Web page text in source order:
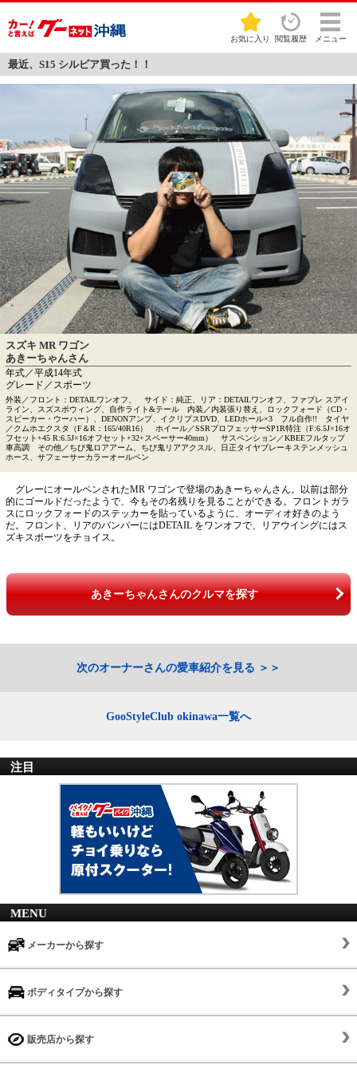
お気に入り 閲覧履歴 メニュー
最近、S15 シルビア買った！！
スズキ MR ワゴン
あきーちゃんさん
年式／平成14年式
グレード／スポーツ
外装／フロント：DETAILワンオフ、 サイド：純正、リア：DETAILワンオフ、ファブレ スアイ
ライン、スズスポウィング、自作ライト&テール 内装／内装張り替え、ロックフォード（CD・
スピーカー・ウーハー）、DENONアンプ、イクリプスDVD、LEDホール×3 フル自作!! タイヤ
／クムホエクスタ（F＆R：165/40R16） ホイール／SSRプロフェッサーSP1R特注（F:6.5J×16オ
フセット+45 R:6.5J×16オフセット+32+スペーサー40mm） サスペンション／KBEEフルタップ
車高調 その他／ちび鬼ロアアーム、ちび鬼リアアクスル、日正タイヤブレーキステンメッシュ
ホース、サフェーサーカラーオールペン
グレーにオールペンされたMR ワゴンで登場のあきーちゃんさん。以前は部分
的にゴールドだったようで、今もその名残りを見ることができる。フロントガラ
スにロックフォードのステッカーを貼っているように、オーディオ好きのよう
だ。フロント、リアのバンパーにはDETAIL をワンオフで、リアウイングにはス
ズキスポーツをチョイス。
あきーちゃんさんのクルマを探す
次のオーナーさんの愛車紹介を見る
GooStyleClub okinawa一覧へ
注目
MENU
メーカーから探す
ボディタイプから探す
販売店から探す